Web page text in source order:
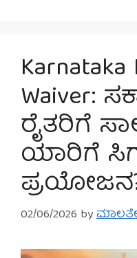
Waiver:
ರೈತರಿಗೆ
ಯಾರಿಗೆ
02/06/2026 by